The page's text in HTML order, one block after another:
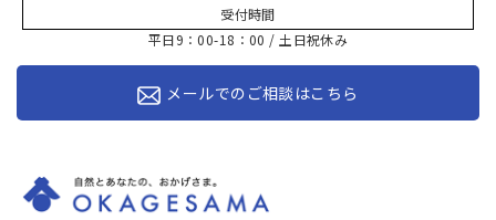
受付時間
平日9：00-18：00 / 土日祝休み
メールでのご相談はこちら